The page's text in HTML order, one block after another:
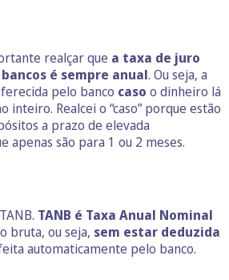
realçar que a taxa de juro
é sempre anual. Ou seja, a
pelo banco caso o dinheiro lá
inteiro. Realcei o “caso” porque estão
a prazo de elevada
apenas são para 1 ou 2 meses.
TANB é Taxa Anual Nominal
bruta, ou seja, sem estar deduzida
automaticamente pelo banco.